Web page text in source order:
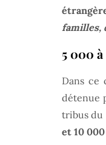
familles,
5 000
Dans ce
détenue
tribus du
et 10